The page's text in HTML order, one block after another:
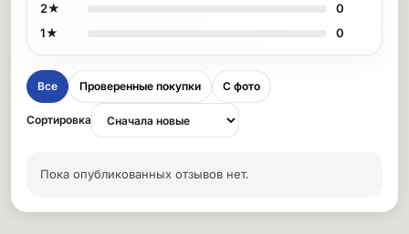
2★
0
1★
0
Все Проверенные покупки С фото
Сортировка
Пока опубликованных отзывов нет.